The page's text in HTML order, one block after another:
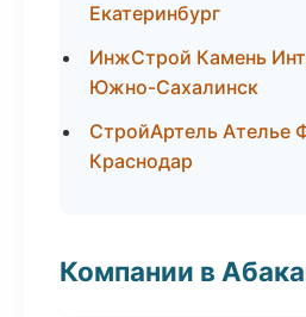
Екатеринбург
ИнжСтрой Камень
Южно-Сахалинск
СтройАртель Ателье
Краснодар
Компании в